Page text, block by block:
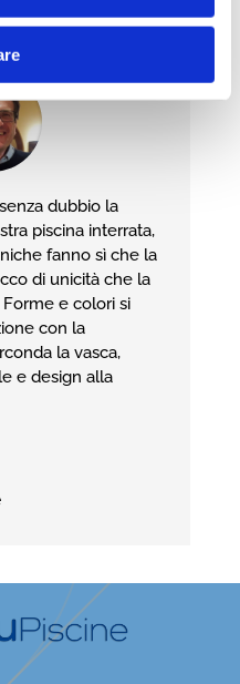
dubbio la
piscina interrata,
fanno sì che la
di unicità che la
e colori si
con la
la vasca,
e design alla